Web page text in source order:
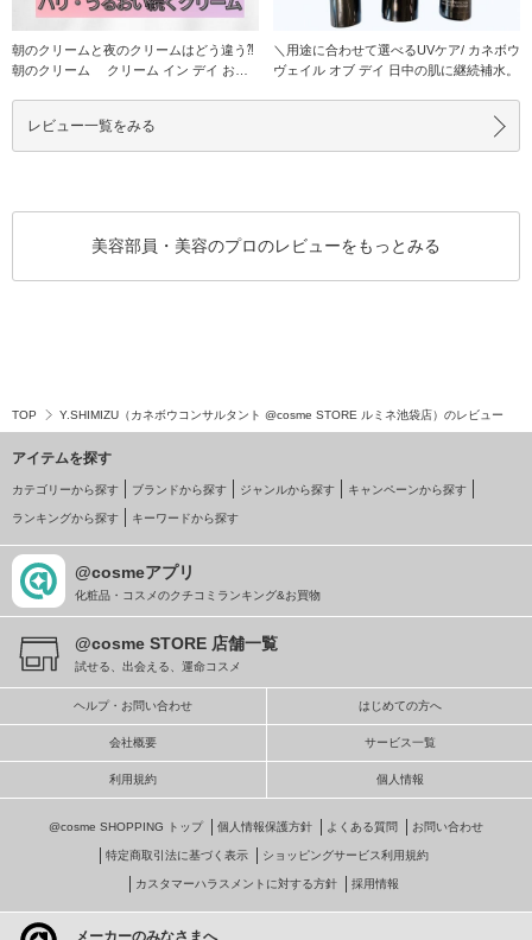
朝のクリームと夜のクリームはどう違う⁈
朝のクリーム クリーム イン デイ お手
＼用途に合わせて選べるUVケア/ カネボウ
ヴェイル オブ デイ 日中の肌に継続補水。
レビュー一覧をみる
美容部員・美容のプロのレビューをもっとみる
TOP Y.SHIMIZU（カネボウコンサルタント @cosme STORE ルミネ池袋店）のレビュー
アイテムを探す
カテゴリーから探す ブランドから探す ジャンルから探す キャンペーンから探す
ランキングから探す キーワードから探す
@cosmeアプリ
化粧品・コスメのクチコミランキング&お買物
@cosme STORE 店舗一覧
試せる、出会える、運命コスメ
ヘルプ・お問い合わせ はじめての方へ
会社概要 サービス一覧
利用規約 個人情報
@cosme SHOPPING トップ 個人情報保護方針 よくある質問 お問い合わせ
特定商取引法に基づく表示 ショッピングサービス利用規約
カスタマーハラスメントに対する方針 採用情報
メーカーのみなさまへ